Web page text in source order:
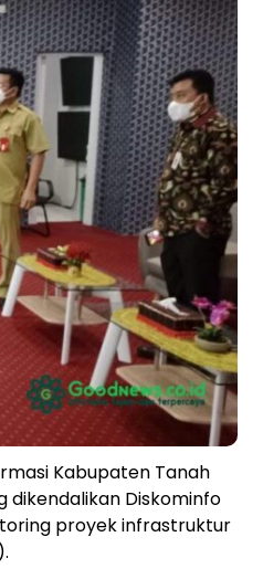
Kabupaten Tanah
dikendalikan Diskominfo
proyek infrastruktur